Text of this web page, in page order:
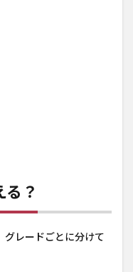
？
グレードごとに分けて